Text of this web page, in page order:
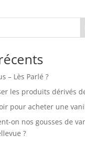
– Lès Parlé ?
les produits dérivés
pour acheter une
on nos gousses de
?